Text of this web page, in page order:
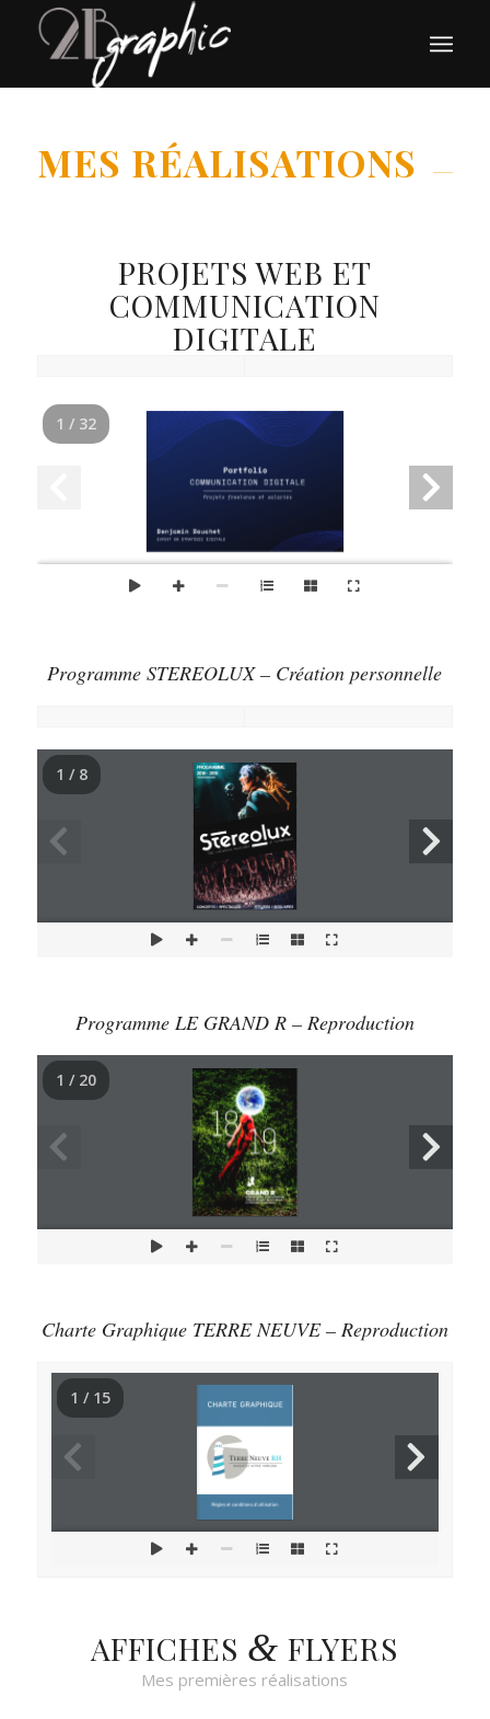
MES RÉALISATIONS
PROJETS WEB ET
COMMUNICATION
DIGITALE
1 / 32
Programme STEREOLUX – Création personnelle
1 / 8
Programme LE GRAND R – Reproduction
1 / 20
Charte Graphique TERRE NEUVE – Reproduction
1 / 15
AFFICHES & FLYERS
Mes premières réalisations